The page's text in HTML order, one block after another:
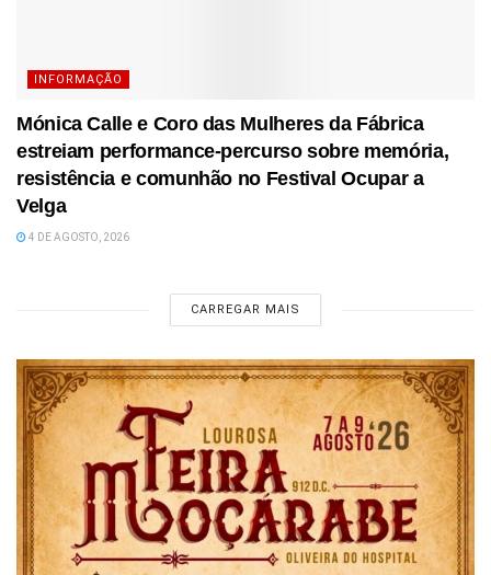
INFORMAÇÃO
Mónica Calle e Coro das Mulheres da Fábrica
estreiam performance-percurso sobre memória,
resistência e comunhão no Festival Ocupar a
Velga
4 DE AGOSTO, 2026
CARREGAR MAIS